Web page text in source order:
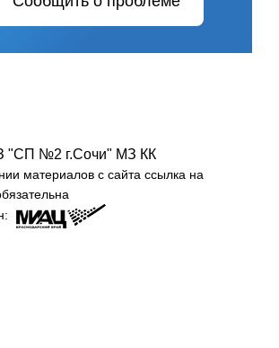
"СП №2 г.Сочи" МЗ КК
материалов с сайта ссылка на